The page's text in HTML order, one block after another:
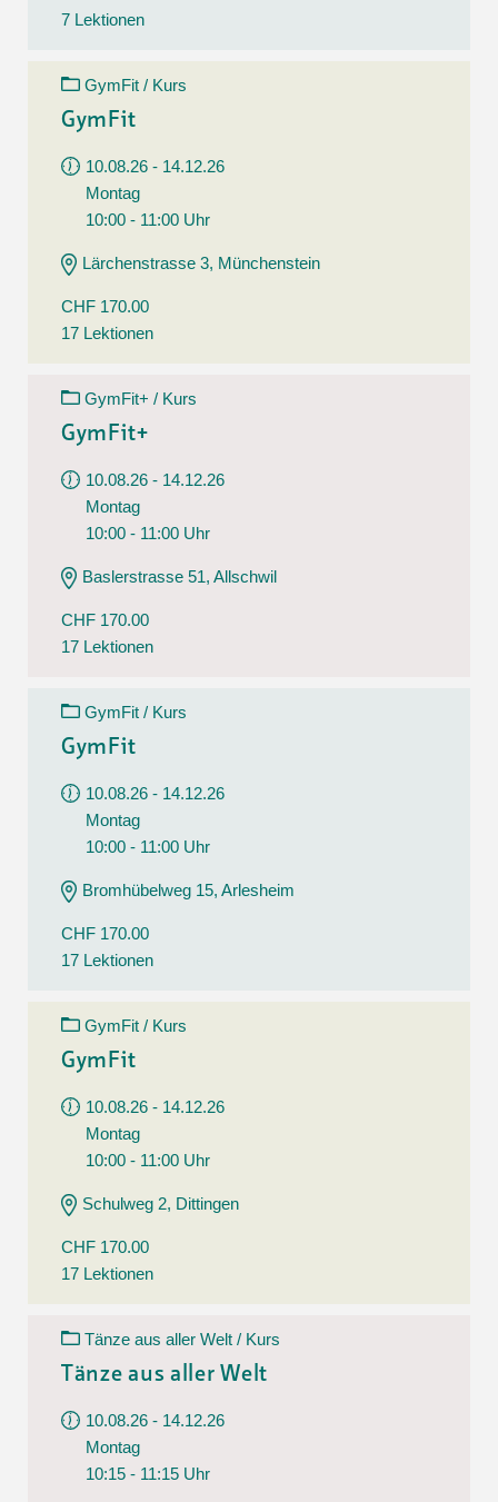
7 Lektionen
GymFit / Kurs
GymFit
10.08.26 - 14.12.26
Montag
10:00 - 11:00 Uhr
Lärchenstrasse 3, Münchenstein
CHF 170.00
17 Lektionen
GymFit+ / Kurs
GymFit+
10.08.26 - 14.12.26
Montag
10:00 - 11:00 Uhr
Baslerstrasse 51, Allschwil
CHF 170.00
17 Lektionen
GymFit / Kurs
GymFit
10.08.26 - 14.12.26
Montag
10:00 - 11:00 Uhr
Bromhübelweg 15, Arlesheim
CHF 170.00
17 Lektionen
GymFit / Kurs
GymFit
10.08.26 - 14.12.26
Montag
10:00 - 11:00 Uhr
Schulweg 2, Dittingen
CHF 170.00
17 Lektionen
Tänze aus aller Welt / Kurs
Tänze aus aller Welt
10.08.26 - 14.12.26
Montag
10:15 - 11:15 Uhr